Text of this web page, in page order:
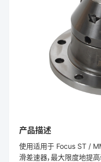
产品描述
使用适用于 Focus ST /
滑差速器，最大限度地提